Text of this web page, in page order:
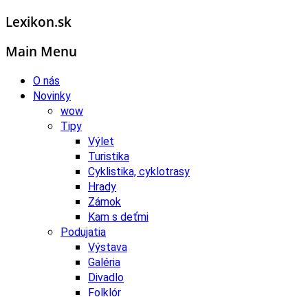
Lexikon.sk
Main Menu
O nás
Novinky
wow
Tipy
Výlet
Turistika
Cyklistika, cyklotrasy
Hrady
Zámok
Kam s deťmi
Podujatia
Výstava
Galéria
Divadlo
Folklór